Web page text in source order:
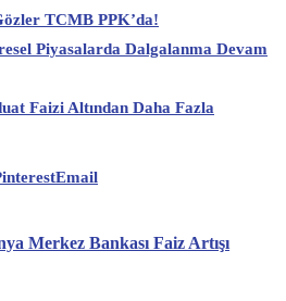
TCMB PPK’da!
Piyasalarda Dalgalanma Devam
Faizi Altından Daha Fazla
Email
Merkez Bankası Faiz Artışı